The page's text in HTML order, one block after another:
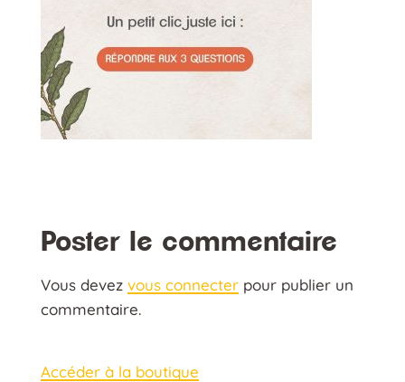
Poster le commentaire
Vous devez vous connecterpour publier un
commentaire.
Accéder à la boutique